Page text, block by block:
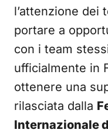
l’attenzione dei
portare a
con i team
ufficialmente in
ottenere una
rilasciata dalla
Internazionale